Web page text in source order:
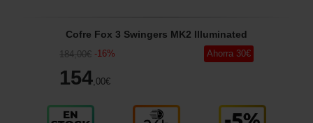
Cofre Fox 3 Swingers MK2 Illuminated
184,00€ -16%
154 ,00€
Ahorra 30€